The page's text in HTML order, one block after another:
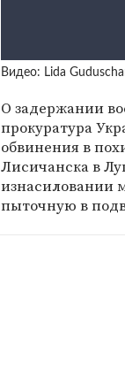
Видео: Lida
О задержании
прокуратура
обвинения в
Лисичанска в
изнасиловании
пыточную в